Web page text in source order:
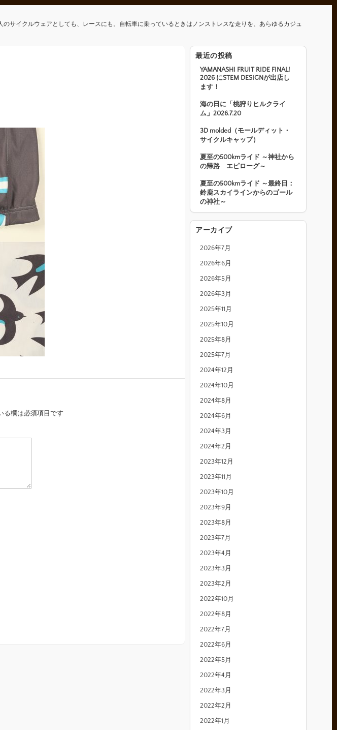
サイクルウェアとしても、レースにも。自転車に乗っているときはノンストレスな走りを、あらゆるカジュ
る欄は必須項目です
最近の投稿
YAMANASHI FRUIT RIDE FINAL!
2026 にSTEM DESIGNが出店し
ます！
海の日に「桃狩りヒルクライ
ム」2026.7.20
3D molded（モールディット・
サイクルキャップ）
夏至の500kmライド ～神社から
の帰路 エピローグ～
夏至の500kmライド ～最終日：
鈴鹿スカイラインからのゴール
の神社～
アーカイブ
2026年7月
2026年6月
2026年5月
2026年3月
2025年11月
2025年10月
2025年8月
2025年7月
2024年12月
2024年10月
2024年8月
2024年6月
2024年3月
2024年2月
2023年12月
2023年11月
2023年10月
2023年9月
2023年8月
2023年7月
2023年4月
2023年3月
2023年2月
2022年10月
2022年8月
2022年7月
2022年6月
2022年5月
2022年4月
2022年3月
2022年2月
2022年1月